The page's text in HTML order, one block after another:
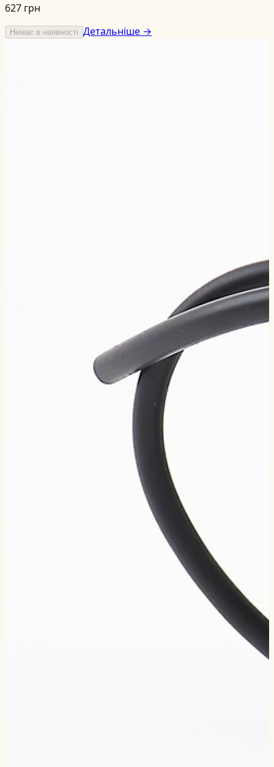
627 грн
Немає в наявності Детальніше →